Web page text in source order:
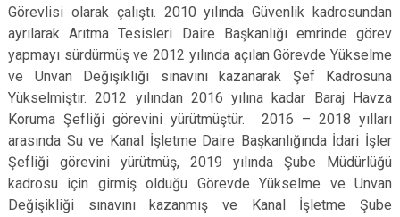
Görevlisi olarak çalıştı. 2010 yılında Güvenlik kadrosundan
ayrılarak Arıtma Tesisleri Daire Başkanlığı emrinde görev
yapmayı sürdürmüş ve 2012 yılında açılan Görevde Yükselme
ve Unvan Değişikliği sınavını kazanarak Şef Kadrosuna
Yükselmiştir. 2012 yılından 2016 yılına kadar Baraj Havza
Koruma Şefliği görevini yürütmüştür. 2016 – 2018 yılları
arasında Su ve Kanal İşletme Daire Başkanlığında İdari İşler
Şefliği görevini yürütmüş, 2019 yılında Şube Müdürlüğü
kadrosu için girmiş olduğu Görevde Yükselme ve Unvan
Değişikliği sınavını kazanmış ve Kanal İşletme Şube